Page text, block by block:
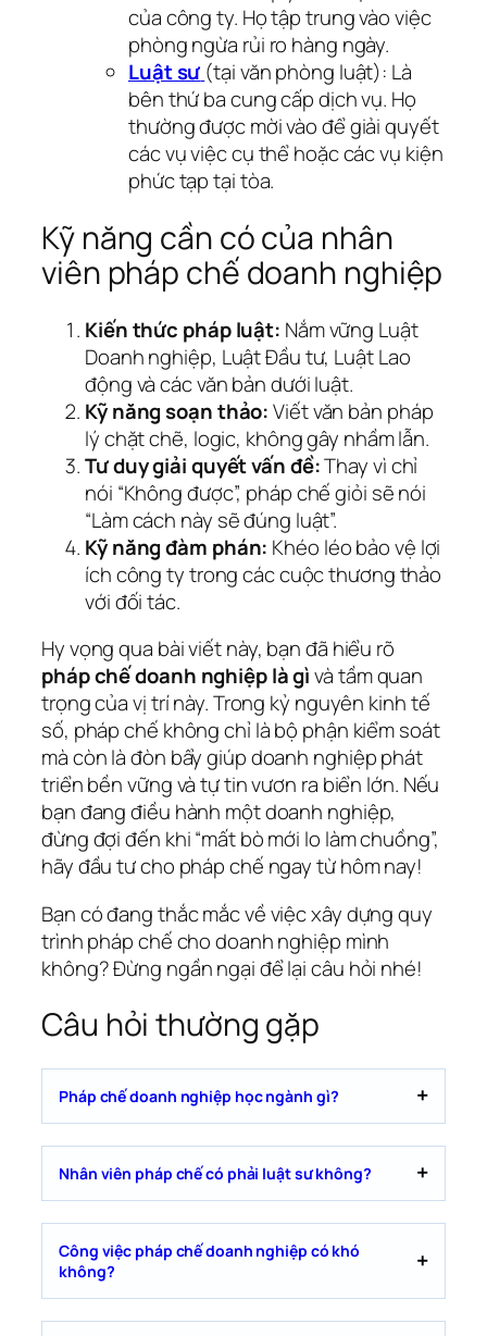
của công ty. Họ tập trung vào việc
phòng ngừa rủi ro hàng ngày.
Luật sư (tại văn phòng luật): Là
bên thứ ba cung cấp dịch vụ. Họ
thường được mời vào để giải quyết
các vụ việc cụ thể hoặc các vụ kiện
phức tạp tại tòa.
Kỹ năng cần có của nhân
viên pháp chế doanh nghiệp
Kiến thức pháp luật: Nắm vững Luật
Doanh nghiệp, Luật Đầu tư, Luật Lao
động và các văn bản dưới luật.
Kỹ năng soạn thảo:Viết văn bản pháp
lý chặt chẽ, logic, không gây nhầm lẫn.
Tư duy giải quyết vấn đề:Thay vì chỉ
nói “Không được”, pháp chế giỏi sẽ nói
“Làm cách này sẽ đúng luật”.
Kỹ năng đàm phán: Khéo léo bảo vệ lợi
ích công ty trong các cuộc thương thảo
với đối tác.
Hy vọng qua bài viết này, bạn đã hiểu rõ
pháp chế doanh nghiệp là gìvà tầm quan
trọng của vị trí này. Trong kỷ nguyên kinh tế
số, pháp chế không chỉ là bộ phận kiểm soát
mà còn là đòn bẩy giúp doanh nghiệp phát
triển bền vững và tự tin vươn ra biển lớn. Nếu
bạn đang điều hành một doanh nghiệp,
đừng đợi đến khi “mất bò mới lo làm chuồng”,
hãy đầu tư cho pháp chế ngay từ hôm nay!
Bạn có đang thắc mắc về việc xây dựng quy
trình pháp chế cho doanh nghiệp mình
không? Đừng ngần ngại để lại câu hỏi nhé!
Câu hỏi thường gặp
Pháp chế doanh nghiệp học ngành gì?
Nhân viên pháp chế có phải luật sư không?
Công việc pháp chế doanh nghiệp có khó
không?